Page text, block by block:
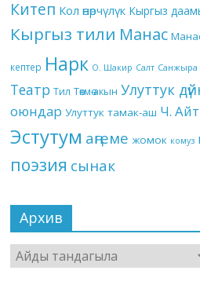
Китеп Кол өнөрчүлүк Кыргыз
Кыргыз тили Манас
кептер Нарк О. Шакир Салт Санжыра
Театр Тил Төкмө акын Улуттук
оюндар Улуттук тамак-аш Ч.
Эстутум аңгеме жомок комуз
поэзия сынак
Архив
Архив